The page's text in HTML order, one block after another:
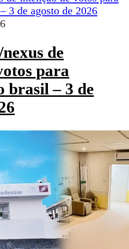
de
para
brasil – 3 de